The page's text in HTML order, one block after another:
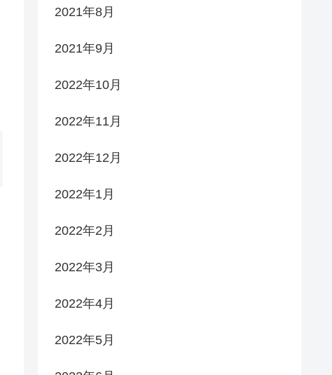
2021年8月
2021年9月
2022年10月
2022年11月
2022年12月
2022年1月
2022年2月
2022年3月
2022年4月
2022年5月